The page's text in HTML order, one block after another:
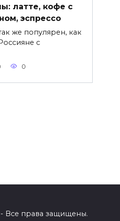
латте, кофе с
эспрессо
же популярен, как
с
0
- Все права защищены.